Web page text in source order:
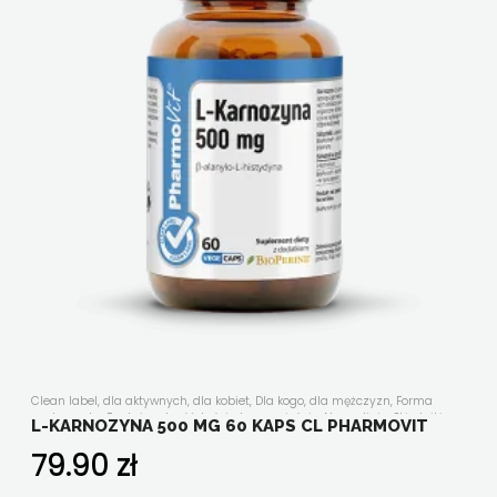
Clean label, dla aktywnych, dla kobiet, Dla kogo, dla mężczyzn, Forma
suplementu,Funkcjonalność, kości, stawy, mięśnie Nasze linie,Składniki
aktywne,suplementy diety w kapsułkach/tabletkach układ odpornościowy
uroda i antyoksydacja
L-KARNOZYNA 500 MG 60 KAPS CL PHARMOVIT
79.90 zł